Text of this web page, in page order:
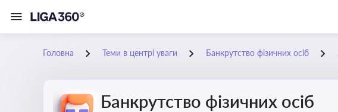
Головна Теми в центрі уваги Банкрутство фізичних осіб
Банкрутство фізичних осіб